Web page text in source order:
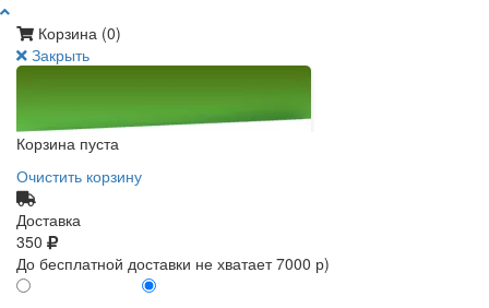
Корзина (0)
Закрыть
Корзина пуста
Очистить корзину
Доставка
350
До бесплатной доставки не хватает 7000 р)